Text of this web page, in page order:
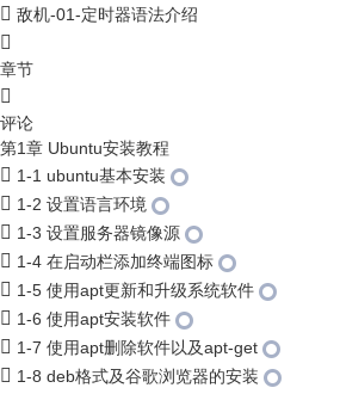
敌机-01-定时器语法介绍
章节
评论
第1章 Ubuntu安装教程
1-1 ubuntu基本安装
1-2 设置语言环境
1-3 设置服务器镜像源
1-4 在启动栏添加终端图标
1-5 使用apt更新和升级系统软件
1-6 使用apt安装软件
1-7 使用apt删除软件以及apt-get
1-8 deb格式及谷歌浏览器的安装